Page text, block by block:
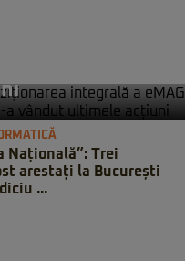
și-a
Națională”: Trei
arestați la București
...